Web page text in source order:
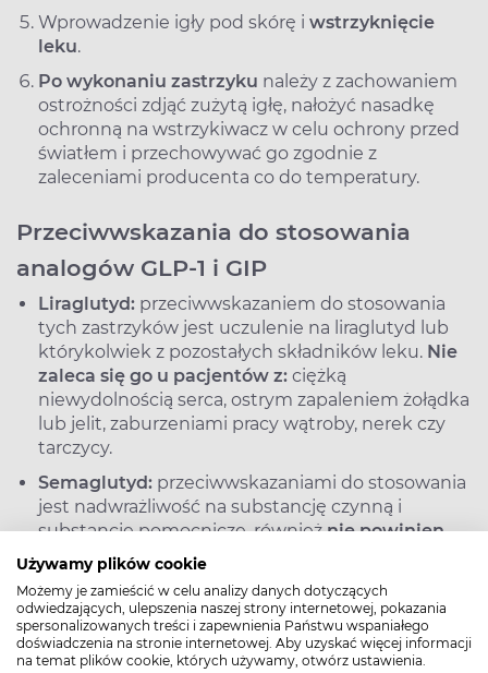
Używamy plików cookie
Możemy je zamieścić w celu analizy danych dotyczących
odwiedzających, ulepszenia naszej strony internetowej, pokazania
spersonalizowanych treści i zapewnienia Państwu wspaniałego
doświadczenia na stronie internetowej. Aby uzyskać więcej informacji
na temat plików cookie, których używamy, otwórz ustawienia.
Wprowadzenie igły pod skórę i wstrzyknięcie
leku.
Po wykonaniu zastrzyku należy z zachowaniem
ostrożności zdjąć zużytą igłę, nałożyć nasadkę
ochronną na wstrzykiwacz w celu ochrony przed
światłem i przechowywać go zgodnie z
zaleceniami producenta co do temperatury.
Przeciwwskazania do stosowania
analogów GLP-1 i GIP
Liraglutyd: przeciwwskazaniem do stosowania
tych zastrzyków jest uczulenie na liraglutyd lub
którykolwiek z pozostałych składników leku. Nie
zaleca się go u pacjentów z: ciężką
niewydolnością serca, ostrym zapaleniem żołądka
lub jelit, zaburzeniami pracy wątroby, nerek czy
tarczycy.
Semaglutyd: przeciwwskazaniami do stosowania
jest nadwrażliwość na substancję czynną i
substancje pomocnicze, równieżnie powinien
być stosowany:
u chorych na cukrzycę typu 1,
pacjentów z zaburzeniami pracy wątroby, nerek
czy niewydolnością serca.
Tirzepatyd:przeciwwskazania obejmują m.in.
nadwrażliwość na substancję czynną lub